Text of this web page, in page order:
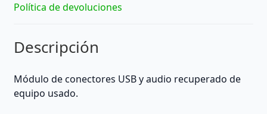
Política de devoluciones
Descripción
Módulo de conectores USB y audio recuperado de
equipo usado.